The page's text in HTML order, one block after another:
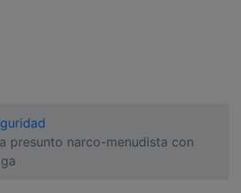
presunto narco-menudista con